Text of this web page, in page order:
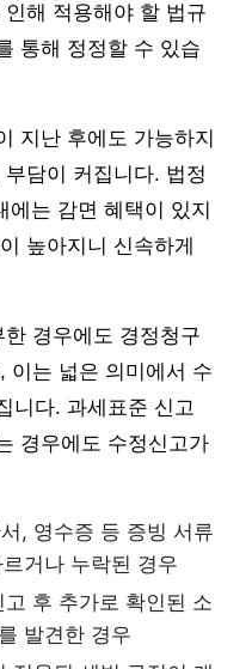
해 적용해야 할 법규
통해 정정할 수 있습
지난 후에도 가능하지
담이 커집니다. 법정
는 감면 혜택이 있지
높아지니 신속하게
경우에도 경정청구
이는 넓은 의미에서 수
니다. 과세표준 신고
경우에도 수정신고가
, 영수증 등 증빙 서류
거나 누락된 경우
고 후 추가로 확인된 소
발견한 경우